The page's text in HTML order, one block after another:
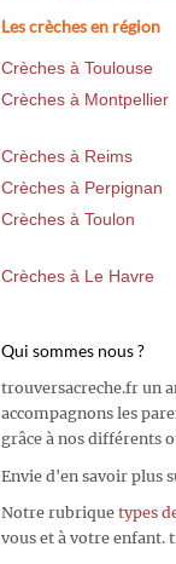
Les crèches en région
Crèches à Toulouse
Crèches à Montpellier
Crèches à Reims
Crèches à Perpignan
Crèches à Toulon
Crèches à Le Havre
Qui sommes nous ?
trouversacreche.fr un
accompagnons les
grâce à nos différents
Envie d'en savoir plus
Notre rubrique types
vous et à votre enfant.